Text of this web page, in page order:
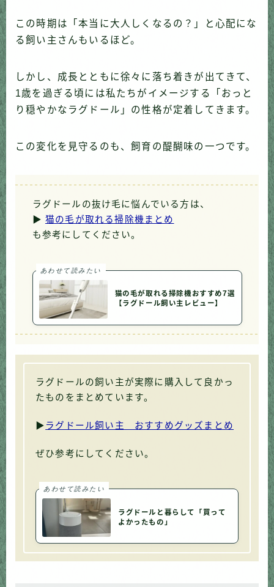
この時期は「本当に大人しくなるの？」と心配にな
る飼い主さんもいるほど。
しかし、成長とともに徐々に落ち着きが出てきて、
1歳を過ぎる頃には私たちがイメージする「おっと
り穏やかなラグドール」の性格が定着してきます。
この変化を見守るのも、飼育の醍醐味の一つです。
ラグドールの抜け毛に悩んでいる方は、
▶ 猫の毛が取れる掃除機まとめ
も参考にしてください。
あわせて読みたい
猫の毛が取れる掃除機おすすめ7選
【ラグドール飼い主レビュー】
ラグドールの飼い主が実際に購入して良かっ
たものをまとめています。
▶ ラグドール飼い主 おすすめグッズまとめ
ぜひ参考にしてください。
あわせて読みたい
ラグドールと暮らして「買って
よかったもの」